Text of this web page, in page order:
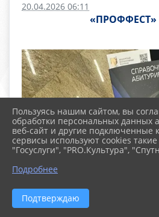
20.04.2026 06:11
«ПРОФФЕСТ»
Пользуясь нашим сайтом, вы
обработки персональных данных
веб-сайт и другие подключенные
сервисы используют cookies
"Госуслуги", "PRO.Культура",
Подробнее
Подтверждаю